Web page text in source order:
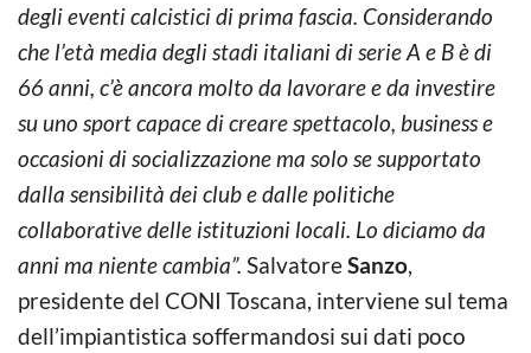
degli eventi calcistici di prima fascia. Considerando
che l’età media degli stadi italiani di serie A e B è di
66 anni, c’è ancora molto da lavorare e da investire
su uno sport capace di creare spettacolo, business e
occasioni di socializzazione ma solo se supportato
dalla sensibilità dei club e dalle politiche
collaborative delle istituzioni locali. Lo diciamo da
anni ma niente cambia”. SalvatoreSanzo,
presidente del CONI Toscana, interviene sul tema
dell’impiantistica soffermandosi sui dati poco